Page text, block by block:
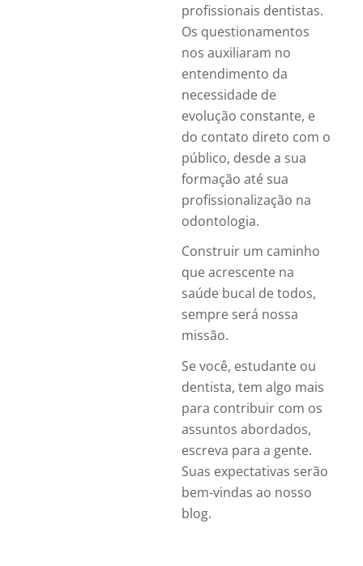
profissionais dentistas.
Os questionamentos
nos auxiliaram no
entendimento da
necessidade de
evolução constante, e
do contato direto com o
público, desde a sua
formação até sua
profissionalização na
odontologia.
Construir um caminho
que acrescente na
saúde bucal de todos,
sempre será nossa
missão.
Se você, estudante ou
dentista, tem algo mais
para contribuir com os
assuntos abordados,
escreva para a gente.
Suas expectativas serão
bem-vindas ao nosso
blog.